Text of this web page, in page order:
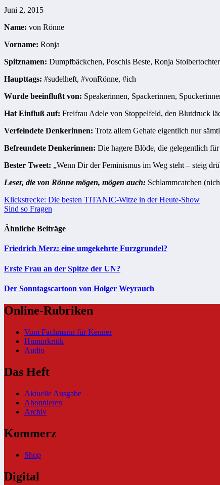
Juni 2, 2015
Name: von Rönne
Vorname: Ronja
Spitznamen: Dumpfbäckchen, Poschis Beste, Ronja Stoibertochter
Haupttags: #sudelheft, #vonRönne, #ich
Wurde beeinflußt von: Speakerinnen, Spackerinnen,
Hat Einfluß auf: Freifrau Adele von Stoppelfeld, den Blutdruck
Verfeindete Denkerinnen: Trotz allem Gehate eigentlich nur
Befreundete Denkerinnen: Die hagere Blöde, die gelegentlich
Bester Tweet: „Wenn Dir der Feminismus im Weg steht – steig
Leser, die von Rönne mögen, mögen auch: Schlammcatchen
Beitragsnavigation
Klickstrecke: Die besten TITANIC-Witze in der Heute-Show
Sind so Fragen
Ähnliche Beiträge
Friedrich Merz: eine umgekehrte Furzgrundel?
Erste Frau an der Spitze der UN?
Der Sonntagscartoon von Holger Weyrauch
Online-Rubriken
Vom Fachmann für Kenner
Humorkritik
Audio
Das Heft
Aktuelle Ausgabe
Abonnieren
Archiv
Kommerz
Shop
Digital